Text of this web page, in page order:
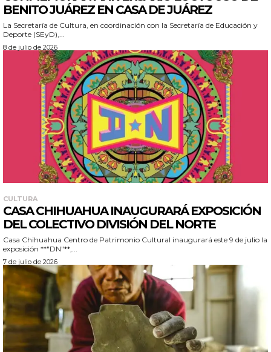
BENITO JUÁREZ EN CASA DE JUÁREZ
La Secretaría de Cultura, en coordinación con la Secretaría de Educación y
Deporte (SEyD),...
8 de julio de 2026
CULTURA
CASA CHIHUAHUA INAUGURARÁ EXPOSICIÓN
DEL COLECTIVO DIVISIÓN DEL NORTE
Casa Chihuahua Centro de Patrimonio Cultural inaugurará este 9 de julio la
exposición **"DN"**,...
7 de julio de 2026